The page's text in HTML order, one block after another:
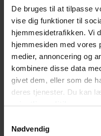
De bruges til at tilpasse
vise dig funktioner til
hjemmesidetrafikken. Vi
hjemmesiden med vores
medier, annoncering og
kombinere disse data
givet dem, eller som de
deres tjenester. Du kan
privatlivspolitik.
Nødvendig
over det dybblå rev –
strandbarer og
Men man behøver ikke
De små strande byder
strandcaféer til kolde
tæerne i det bløde sand.
der blev verdenskendt
kysten hernede er